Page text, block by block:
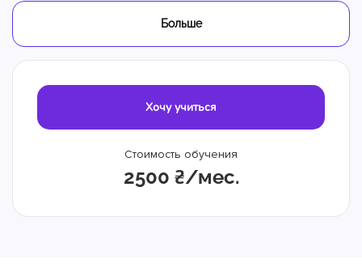
Больше
Стоимость обучения
2500 ₴/мес.
Хочу учиться